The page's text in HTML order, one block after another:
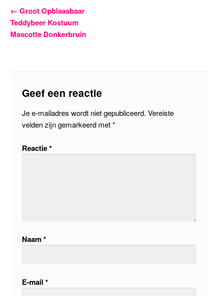
Bericht
navigatie
← Groot Opblaasbaar
Teddybeer Kostuum
Mascotte Donkerbruin
Geef een reactie
Je e-mailadres wordt niet gepubliceerd. Vereiste
velden zijn gemarkeerd met*
Reactie*
Naam*
E-mail*